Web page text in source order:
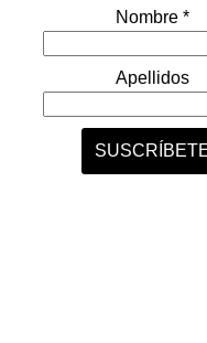
permiten
gráfica y
ya sea con
acabados
y hacerla
espacio se